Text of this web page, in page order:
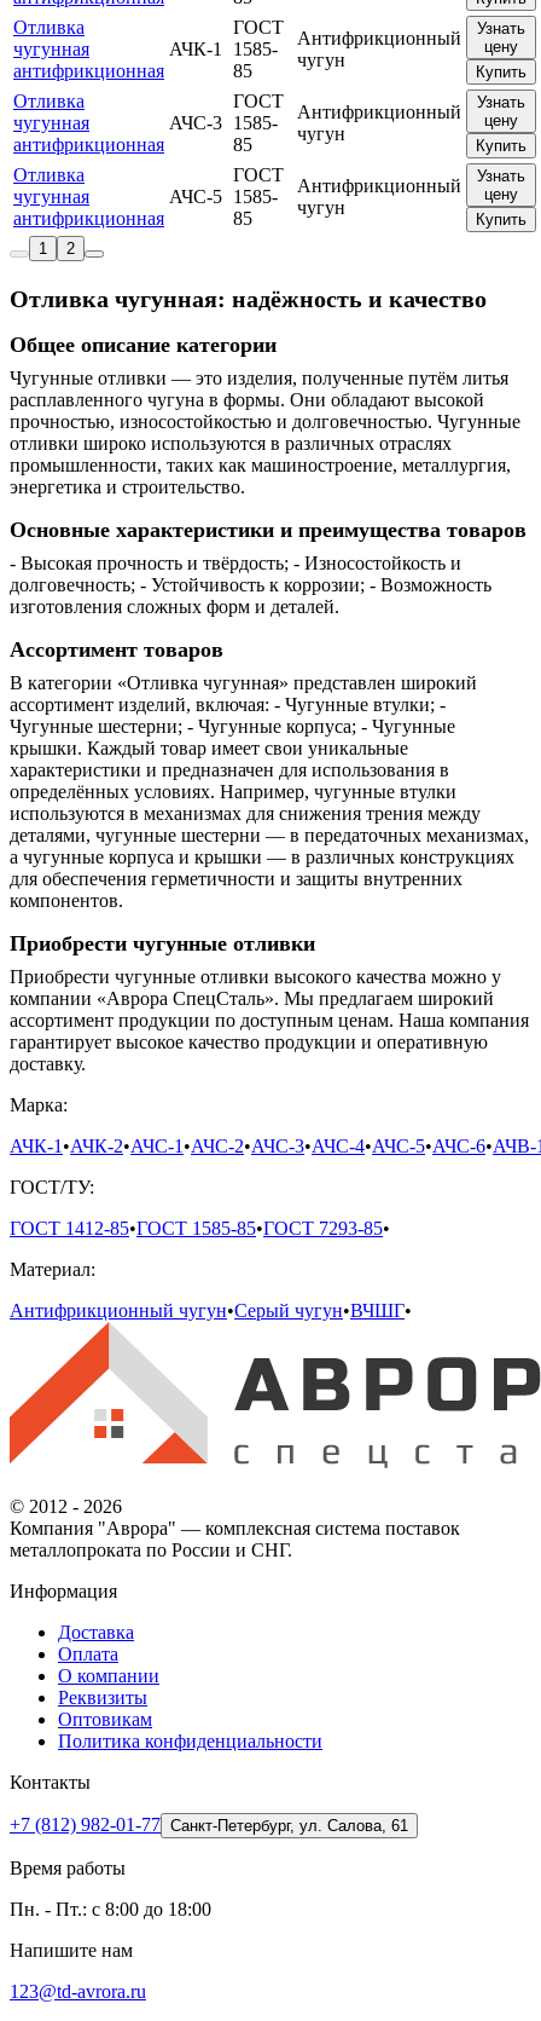
Отливка
чугунная
антифрикционная
АЧК-1
ГОСТ
1585-
85
Антифрикционный
чугун
Узнать
цену
Купить
Отливка
чугунная
антифрикционная
АЧС-3
ГОСТ
1585-
85
Антифрикционный
чугун
Узнать
цену
Купить
Отливка
чугунная
антифрикционная
АЧС-5
ГОСТ
1585-
85
Антифрикционный
чугун
Узнать
цену
Купить
1
2
Отливка чугунная: надёжность и качество
Общее описание категории
Чугунные отливки — это изделия, полученные путём литья
расплавленного чугуна в формы. Они обладают высокой
прочностью, износостойкостью и долговечностью. Чугунные
отливки широко используются в различных отраслях
промышленности, таких как машиностроение, металлургия,
энергетика и строительство.
Основные характеристики и преимущества товаров
- Высокая прочность и твёрдость; - Износостойкость и
долговечность; - Устойчивость к коррозии; - Возможность
изготовления сложных форм и деталей.
Ассортимент товаров
В категории «Отливка чугунная» представлен широкий
ассортимент изделий, включая: - Чугунные втулки; -
Чугунные шестерни; - Чугунные корпуса; - Чугунные
крышки. Каждый товар имеет свои уникальные
характеристики и предназначен для использования в
определённых условиях. Например, чугунные втулки
используются в механизмах для снижения трения между
деталями, чугунные шестерни — в передаточных механизмах,
а чугунные корпуса и крышки — в различных конструкциях
для обеспечения герметичности и защиты внутренних
компонентов.
Приобрести чугунные отливки
Приобрести чугунные отливки высокого качества можно у
компании «Аврора СпецСталь». Мы предлагаем широкий
ассортимент продукции по доступным ценам. Наша компания
гарантирует высокое качество продукции и оперативную
доставку.
Марка:
АЧК-1•АЧК-2•АЧС-1•АЧС-2•АЧС-3•АЧС-4•АЧС-5•АЧС-6•АЧВ-
ГОСТ/ТУ:
ГОСТ 1412-85•ГОСТ 1585-85•ГОСТ 7293-85•
Материал:
Антифрикционный чугун•Серый чугун•ВЧШГ•
© 2012 - 2026
Компания "Аврора" — комплексная система поставок
металлопроката по России и СНГ.
Информация
Доставка
Оплата
О компании
Реквизиты
Оптовикам
Политика конфиденциальности
Контакты
+7 (812) 982-01-77 Санкт-Петербург, ул. Салова, 61
Время работы
Пн. - Пт.: с 8:00 до 18:00
Напишите нам
123@td-avrora.ru